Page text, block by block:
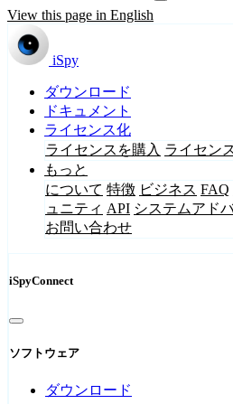
View this page in English
iSpy
ダウンロード
ドキュメント
ライセンス化
ライセンスを購入 ライセン
もっと
について 特徴 ビジネス FAQ
ュニティ API システムアド
お問い合わせ
iSpyConnect
ソフトウェア
ダウンロード